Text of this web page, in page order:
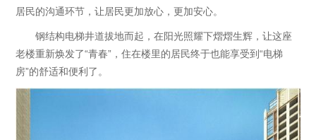
居民的沟通环节，让居民更加放心，更加安心。
钢结构电梯井道拔地而起，在阳光照耀下熠熠生辉，让这座
老楼重新焕发了“青春”，住在楼里的居民终于也能享受到“电梯
房”的舒适和便利了。